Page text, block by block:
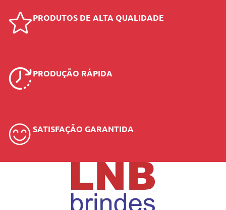
PRODUTOS DE ALTA QUALIDADE
PRODUÇÃO RÁPIDA
SATISFAÇÃO GARANTIDA